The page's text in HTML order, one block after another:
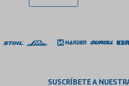
SUSCRÍBETE A